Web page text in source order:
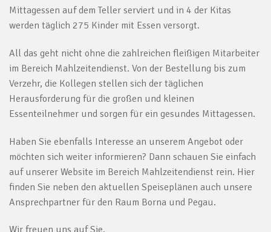
Mittagessen auf dem Teller serviert und in 4 der Kitas
werden täglich 275 Kinder mit Essen versorgt.
All das geht nicht ohne die zahlreichen fleißigen Mitarbeiter
im Bereich Mahlzeitendienst. Von der Bestellung bis zum
Verzehr, die Kollegen stellen sich der täglichen
Herausforderung für die großen und kleinen
Essenteilnehmer und sorgen für ein gesundes Mittagessen.
Haben Sie ebenfalls Interesse an unserem Angebot oder
möchten sich weiter informieren? Dann schauen Sie einfach
auf unserer Website im Bereich Mahlzeitendienst rein. Hier
finden Sie neben den aktuellen Speiseplänen auch unsere
Ansprechpartner für den Raum Borna und Pegau.